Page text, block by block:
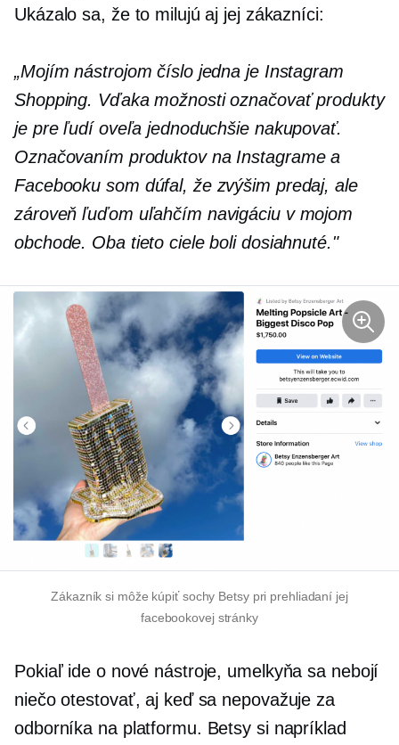
Ukázalo sa, že to milujú aj jej zákazníci:
„Mojím nástrojom číslo jedna je Instagram
Shopping. Vďaka možnosti označovať produkty
je pre ľudí oveľa jednoduchšie nakupovať.
Označovaním produktov na Instagrame a
Facebooku som dúfal, že zvýšim predaj, ale
zároveň ľuďom uľahčím navigáciu v mojom
obchode. Oba tieto ciele boli dosiahnuté."
Zákazník si môže kúpiť sochy Betsy pri prehliadaní jej
facebookovej stránky
Pokiaľ ide o nové nástroje, umelkyňa sa nebojí
niečo otestovať, aj keď sa nepovažuje za
odborníka na platformu. Betsy si napríklad